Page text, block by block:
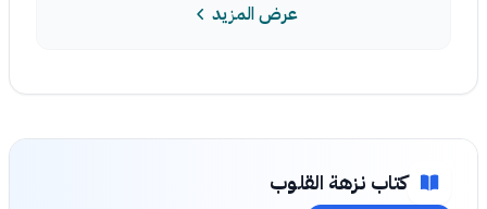
عرض المزيد
كتاب نزهة القلوب